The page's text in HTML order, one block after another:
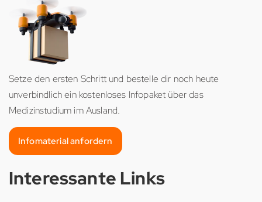
Setze den ersten Schritt und bestelle dir noch heute
unverbindlich ein kostenloses Infopaket über das
Medizinstudium im Ausland.
Infomaterial anfordern
Interessante Links